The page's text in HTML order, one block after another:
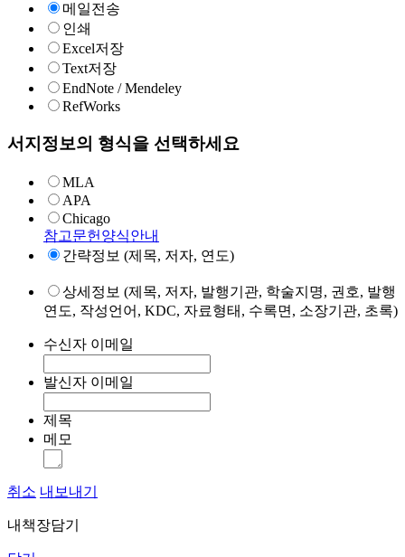
메일전송
인쇄
Excel저장
Text저장
EndNote / Mendeley
RefWorks
서지정보의 형식을 선택하세요
MLA
APA
Chicago
참고문헌양식안내
간략정보 (제목, 저자, 연도)
상세정보 (제목, 저자, 발행기관, 학술지명, 권호, 발행
연도, 작성언어, KDC, 자료형태, 수록면, 소장기관, 초록)
수신자 이메일
발신자 이메일
제목
메모
취소 내보내기
내책장담기